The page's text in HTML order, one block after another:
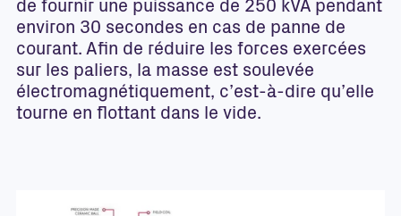
de fournir une puissance de 250 kVA pendant
environ 30 secondes en cas de panne de
courant. Afin de réduire les forces exercées
sur les paliers, la masse est soulevée
électromagnétiquement, c’est-à-dire qu’elle
tourne en flottant dans le vide.